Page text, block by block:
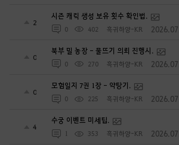
2
시즌 캐릭 생성 보유 횟수 확인법.
0 402 흑귀하양-KR
0
북부 밀 농장 - 물뜨기 의뢰 진행시.
0 270 흑귀하양-KR
0
모험일지 7권 1장 - 약탕기.
0 225 흑귀하양-KR
4
수궁 이벤트 미세팁.
1 353 흑귀하양-KR